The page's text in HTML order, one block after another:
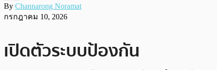
By Channarong Noramat
กรกฎาคม 10, 2026
เปิดตัวระบบป้องกัน